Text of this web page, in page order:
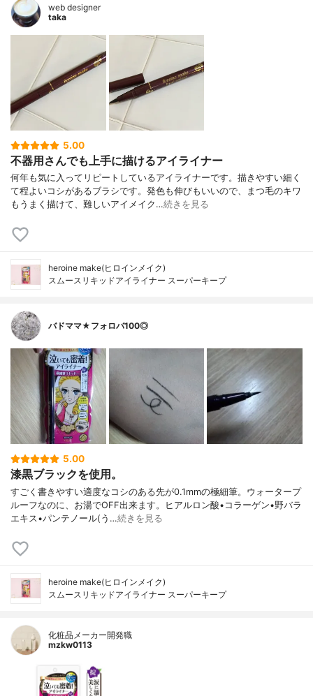
web designer
taka
5.00
不器用さんでも上手に描けるアイライナー
何年も気に入ってリピートしているアイライナーです。描きやすい細く
て程よいコシがあるブラシです。発色も伸びもいいので、まつ毛のキワ
もうまく描けて、難しいアイメイク…続きを見る
heroine make(ヒロインメイク)
スムースリキッドアイライナー スーパーキープ
バドママ★フォロバ100◎
5.00
漆黒ブラックを使用。
すごく書きやすい適度なコシのある先が0.1mmの極細筆。ウォータープ
ルーフなのに、お湯でOFF出来ます。ヒアルロン酸•コラーゲン•野バラ
エキス•パンテノール(う…続きを見る
heroine make(ヒロインメイク)
スムースリキッドアイライナー スーパーキープ
化粧品メーカー開発職
mzkw0113